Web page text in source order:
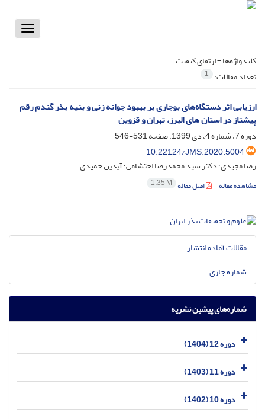
Toggle
کلیدواژه‌ها =ارتقای کیفیت
تعداد مقالات: 1
ارزیابی اثر دستگاه‌های بوجاری بر بهبود جوانه زنی و بنیه بذر گندم رقم
پیشتاز در استان های البرز، تهران و قزوین
دوره 7، شماره 4، دی 1399، صفحه
531-546
10.22124/JMS.2020.5004
رضا مجیدی؛ دکتر سید محمدرضا احتشامی؛ آیدین حمیدی
مشاهده مقاله اصل مقاله 1.35 M
مقالات آماده انتشار
شماره جاری
شماره‌های پیشین نشریه
دوره 12 (1404)
دوره 11 (1403)
دوره 10 (1402)